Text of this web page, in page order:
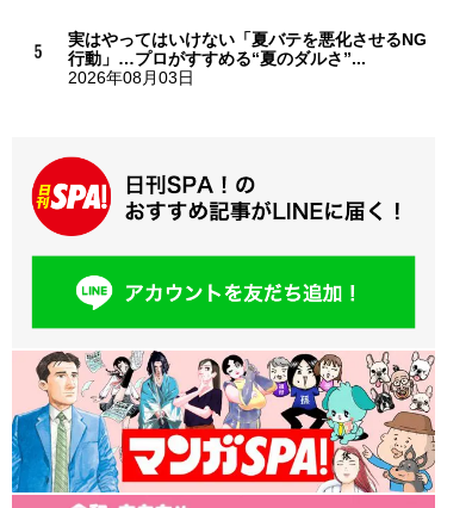
実はやってはいけない「夏バテを悪化させるNG
行動」…プロがすすめる“夏のダルさ”...
2026年08月03日